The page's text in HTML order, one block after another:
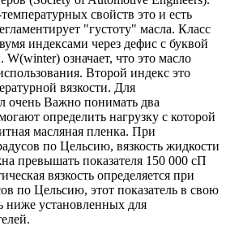
свойств это и есть
"густоту" масла. Класс
индексами через дефис с буквой
означает, что это масло
Второй индекс это
вязкости. Для
очень Важно понимать два
определить нагрузку с которой
масляная пленка. При
по Цельсию, вязкость жидкости
превышать показателя 150 000 сП
вязкость определяется при
по Цельсию, этот показатель в свою
ниже установленных для